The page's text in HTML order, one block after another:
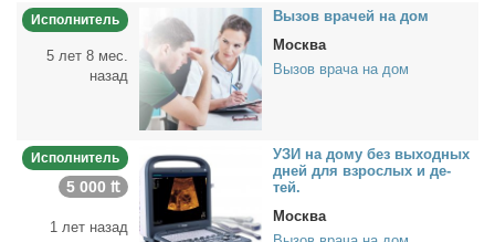
Исполнитель
5 лет 8 мес.
назад
Вы­зов вра­чей на дом
Москва
Вызов врача на дом
Исполнитель
5 000 ₶
1 лет назад
УЗИ на до­му без вы­ход­ных
дней для взрос­лых и де­
тей.
Москва